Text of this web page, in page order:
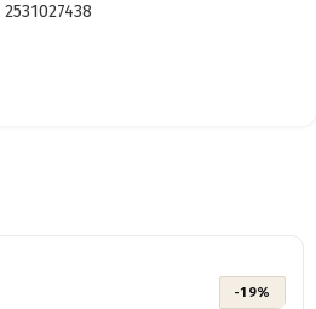
2531027438
-19%